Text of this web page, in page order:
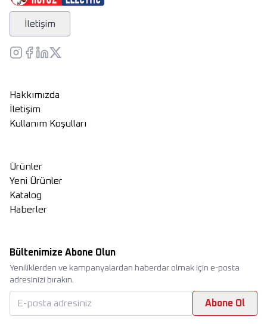
İletişim
Hakkımızda
İletişim
Kullanım Koşulları
Ürünler
Yeni Ürünler
Katalog
Haberler
Bültenimize Abone Olun
Yeniliklerden ve kampanyalardan haberdar olmak için e-posta
adresinizi bırakın.
Abone Ol